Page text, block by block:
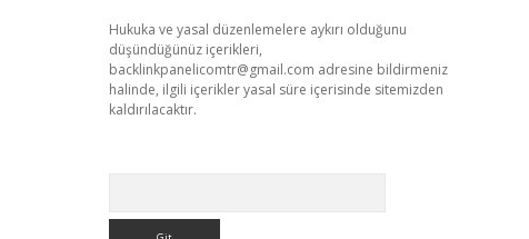
Hukuka ve yasal düzenlemelere aykırı olduğunu
düşündüğünüz içerikleri,
backlinkpanelicomtr@gmail.com adresine bildirmeniz
halinde, ilgili içerikler yasal süre içerisinde sitemizden
kaldırılacaktır.